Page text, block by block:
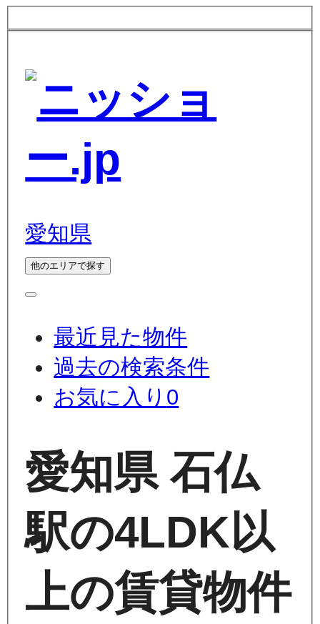
愛知県
他のエリアで探す
最近見た物件
過去の検索条件
お気に入り 0
愛知県 石仏
駅の4LDK以
上の賃貸物件